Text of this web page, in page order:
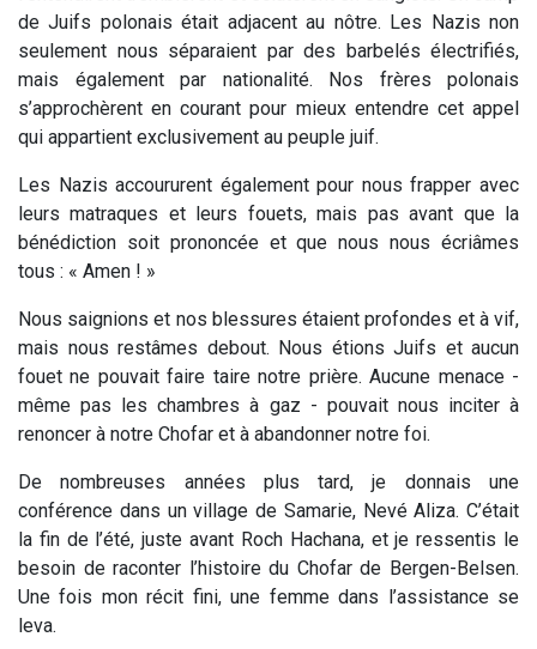
de Juifs polonais était adjacent au nôtre. Les Nazis non
seulement nous séparaient par des barbelés électrifiés,
mais également par nationalité. Nos frères polonais
s’approchèrent en courant pour mieux entendre cet appel
qui appartient exclusivement au peuple juif.
Les Nazis accoururent également pour nous frapper avec
leurs matraques et leurs fouets, mais pas avant que la
bénédiction soit prononcée et que nous nous écriâmes
tous : « Amen ! »
Nous saignions et nos blessures étaient profondes et à vif,
mais nous restâmes debout. Nous étions Juifs et aucun
fouet ne pouvait faire taire notre prière. Aucune menace -
même pas les chambres à gaz - pouvait nous inciter à
renoncer à notre Chofar et à abandonner notre foi.
De nombreuses années plus tard, je donnais une
conférence dans un village de Samarie, Nevé Aliza. C’était
la fin de l’été, juste avant Roch Hachana, et je ressentis le
besoin de raconter l’histoire du Chofar de Bergen-Belsen.
Une fois mon récit fini, une femme dans l’assistance se
leva.